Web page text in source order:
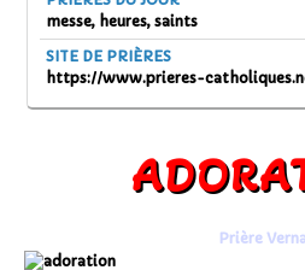
messe, heures, saints
SITE DE PRIÈRES
https://www.prieres-
Prière